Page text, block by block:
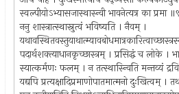
स्वल्पीयोऽभ्यासजास्थास्न्वी भावनेत्यत्र का प्रमा
ननु शास्त्रात्स्थास्नुत्वं भविष्यति । नैवम् ।
पदार्थशक्त्याधानकृच्छास्त्रम् । प्रसिद्धं च लोके ।
स्यात्कर्मणः फलम् । न तत्स्थास्न्विति मन्तव्यं
यद्यपि प्रत्यक्षादिप्रमाणोपातमात्मनो दुःखित्वम् ।